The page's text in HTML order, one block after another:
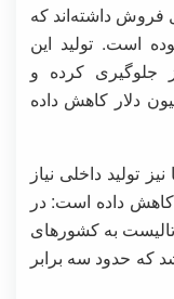
ریال فروش داشته‌اند که
بوده است. تولید این
دلار ارز جلوگیری کرده و
درمانی را نیز بالغ بر ۵۹۰ میلیون دلار کاهش داده
تولید داخلی نیاز
کاهش داده است: در
نانوکاتالیست به کشورهای
که حدود سه برابر